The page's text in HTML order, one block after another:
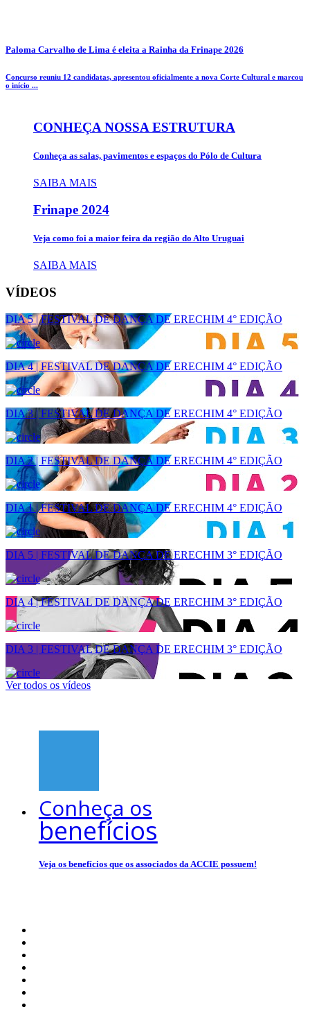
Paloma Carvalho de Lima é eleita a Rainha da Frinape 2026
Concurso reuniu 12 candidatas, apresentou oficialmente a nova Corte Cultural e marcou
o início ...
CONHEÇA NOSSA ESTRUTURA
Conheça as salas, pavimentos e espaços do Pólo de Cultura
SAIBA MAIS
Frinape 2024
Veja como foi a maior feira da região do Alto Uruguai
SAIBA MAIS
VÍDEOS
DIA 5 | FESTIVAL DE DANÇA DE ERECHIM 4° EDIÇÃO
DIA 4 | FESTIVAL DE DANÇA DE ERECHIM 4° EDIÇÃO
DIA 3 | FESTIVAL DE DANÇA DE ERECHIM 4° EDIÇÃO
DIA 2 | FESTIVAL DE DANÇA DE ERECHIM 4° EDIÇÃO
DIA 1 | FESTIVAL DE DANÇA DE ERECHIM 4° EDIÇÃO
DIA 5 | FESTIVAL DE DANÇA DE ERECHIM 3° EDIÇÃO
DIA 4 | FESTIVAL DE DANÇA DE ERECHIM 3° EDIÇÃO
DIA 3 | FESTIVAL DE DANÇA DE ERECHIM 3° EDIÇÃO
Ver todos os vídeos
Conheça os
benefícios
Veja os benefícios que os associados da ACCIE possuem!